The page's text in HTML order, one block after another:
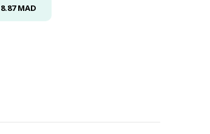
8.87MAD